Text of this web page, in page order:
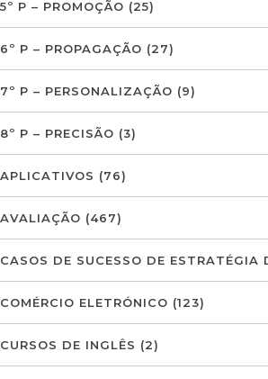
5º P – PROMOÇÃO (25)
6º P – PROPAGAÇÃO (27)
7º P – PERSONALIZAÇÃO (9)
8º P – PRECISÃO (3)
APLICATIVOS (76)
AVALIAÇÃO (467)
CASOS DE SUCESSO DE ESTRATÉGIA
COMÉRCIO ELETRÓNICO (123)
CURSOS DE INGLÊS (2)